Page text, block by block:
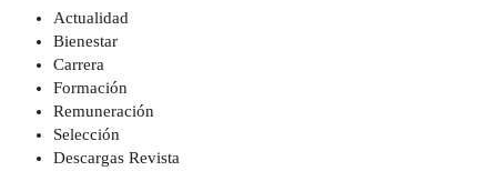
Actualidad
Bienestar
Carrera
Formación
Remuneración
Selección
Descargas Revista